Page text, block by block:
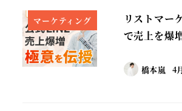
マーケティング
リストマー
で売上を爆
橋本嵐 4